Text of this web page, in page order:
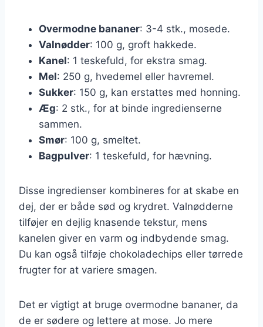
Overmodne bananer: 3-4 stk., mosede.
Valnødder: 100 g, groft hakkede.
Kanel: 1 teskefuld, for ekstra smag.
Mel: 250 g, hvedemel eller havremel.
Sukker: 150 g, kan erstattes med honning.
Æg: 2 stk., for at binde ingredienserne
sammen.
Smør: 100 g, smeltet.
Bagpulver: 1 teskefuld, for hævning.
Disse ingredienser kombineres for at skabe en
dej, der er både sød og krydret. Valnødderne
tilføjer en dejlig knasende tekstur, mens
kanelen giver en varm og indbydende smag.
Du kan også tilføje chokoladechips eller tørrede
frugter for at variere smagen.
Det er vigtigt at bruge overmodne bananer, da
de er sødere og lettere at mose. Jo mere